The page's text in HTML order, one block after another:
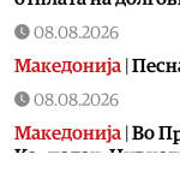
08.08.2026
Македонија
08.08.2026
Македонија Во
Карпалак: